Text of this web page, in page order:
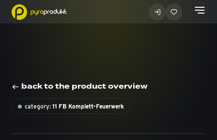
back to the product overview
category: 11 FB Komplett-Feuerwerk